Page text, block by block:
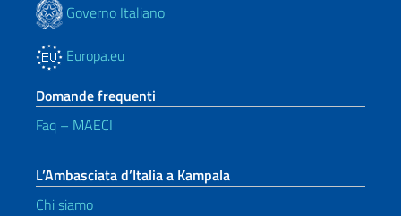
Governo Italiano
Europa.eu
Domande frequenti
Faq – MAECI
L’Ambasciata d’Italia a Kampala
Chi siamo